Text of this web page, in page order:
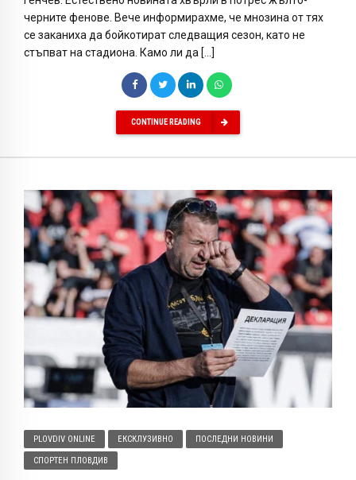
черните фенове. Вече информирахме, че мнозина от тях
се заканиха да бойкотират следващия сезон, като не
стъпват на стадиона. Камо ли да […]
CONTINUE READING
PLOVDIV ONLINE ЕКСКЛУЗИВНО ПОСЛЕДНИ НОВИНИ
СПОРТЕН ПЛОВДИВ